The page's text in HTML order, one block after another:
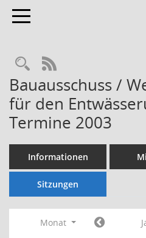
Toggle navigation
Rechercheauswahl
RSS-Feed
Bauausschuss /
für den
Termine 2003
Informationen
Sitzungen
Monat